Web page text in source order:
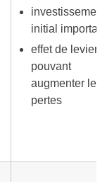
investissement
initial important
effet de levier
pouvant
augmenter les
pertes